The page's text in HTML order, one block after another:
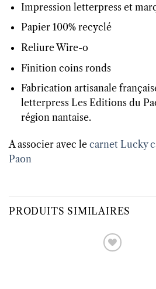
Impression letterpress et
Papier 100% recyclé
Reliure Wire-o
Finition coins ronds
Fabrication artisanale
letterpress Les Editions du
région nantaise.
A associer avec le carnet Lucky
Paon
PRODUITS SIMILAIRES